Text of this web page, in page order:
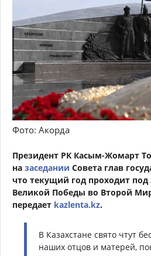
Фото: Акорда
Президент РК Касым-Жомарт
на заседании Совета глав
что текущий год проходит под
Великой Победы во Второй
передает kazlenta.kz.
В Казахстане свято чтут
наших отцов и матерей,